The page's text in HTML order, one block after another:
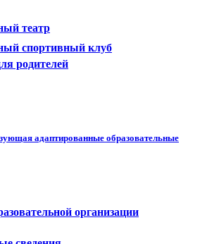
театр
спортивный клуб
родителей
адаптированные образовательные
организации